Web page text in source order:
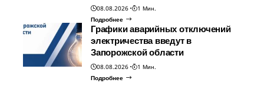
08.08.2026
1 Мин.
Подробнее
Графики аварийных отключений
электричества введут в
Запорожской области
08.08.2026
1 Мин.
Подробнее